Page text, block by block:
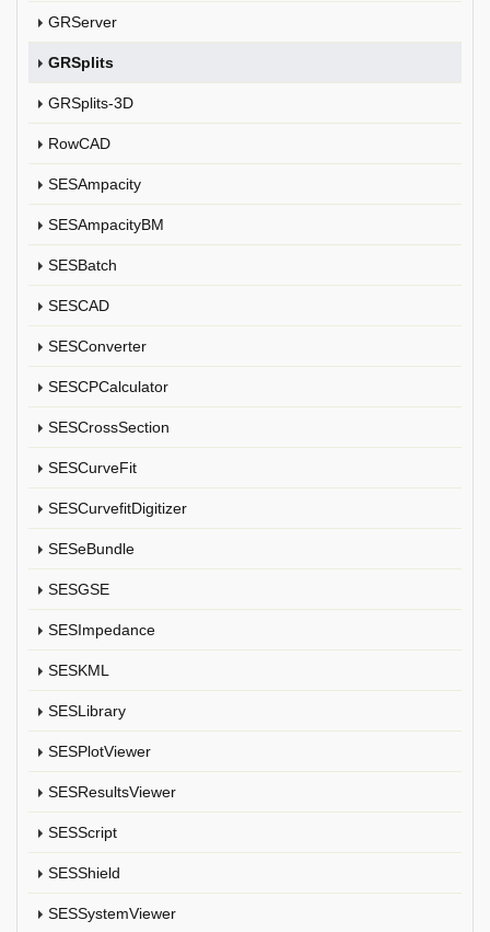
GRServer
GRSplits
GRSplits-3D
RowCAD
SESAmpacity
SESAmpacityBM
SESBatch
SESCAD
SESConverter
SESCPCalculator
SESCrossSection
SESCurveFit
SESCurvefitDigitizer
SESeBundle
SESGSE
SESImpedance
SESKML
SESLibrary
SESPlotViewer
SESResultsViewer
SESScript
SESShield
SESSystemViewer